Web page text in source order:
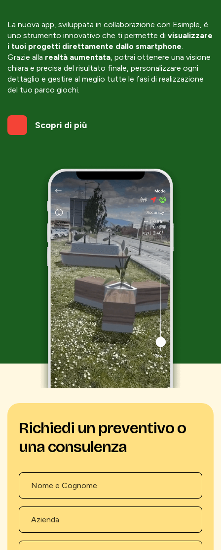
La nuova app, sviluppata in collaborazione con Esimple, è
uno strumento innovativo che ti permette di visualizzare
i tuoi progetti direttamente dallo smartphone
Grazie alla realtà aumentata , potrai ottenere una visione
chiara e precisa del risultato finale, personalizzare ogni
dettaglio e gestire al meglio tutte le fasi di realizzazione
del tuo parco giochi.
Scopri di più
Richiedi un preventivo o
una consulenza